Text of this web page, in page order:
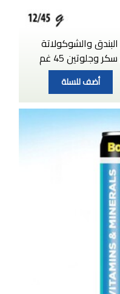
والشوكولاتة
أضف للسلة